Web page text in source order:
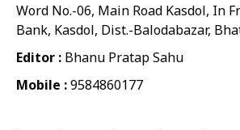
Word No.-06, Main Road Kasdol, In
Bank, Kasdol, Dist.-Balodabazar,
Editor : Bhanu Pratap Sahu
Mobile :9584860177